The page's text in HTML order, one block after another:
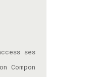
ses
Compon